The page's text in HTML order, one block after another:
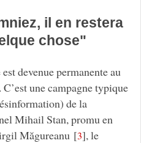
il en restera
chose"
devenue permanente au
une campagne typique
de la
Mihail Stan, promu en
Măgureanu [3], le